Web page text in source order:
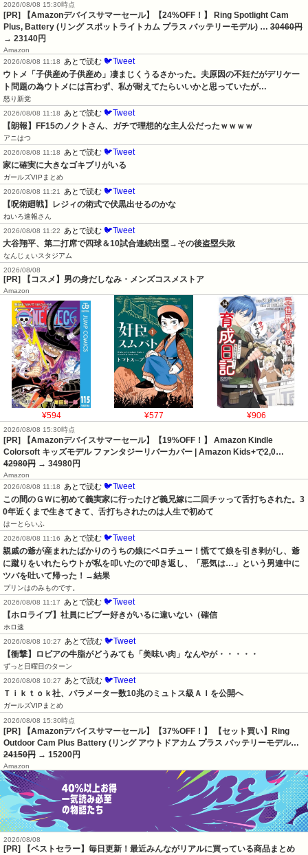
2026/08/08 15:30時点
[PR] 【Amazonデバイスサマーセール】【24%OFF！】 Ring Spotlight Cam
Plus, Battery (リング スポットライトカム プラス バッテリーモデル) … 30460円
→ 23140円
Amazon
2026/08/08 11:18 あとで読む 🐦Tweet
ウトメ「子供産め子供産め」凄まじくうるさかった。夫原因の不妊だがデリケー
ト問題の為ウトメには言わず、私が耐えてたらいいかと思っていたが…
怒り新党
2026/08/08 11:18 あとで読む 🐦Tweet
【朗報】FF15のノクトさん、ガチで理想的な主人公だったｗｗｗｗ
アニはつ
2026/08/08 11:18 あとで読む 🐦Tweet
家に確実に大きなゴキブリがいる
ガールズVIPまとめ
2026/08/08 11:21 あとで読む 🐦Tweet
【呪術廻戦】レジィの術式で伏黒出せるのかな
ねいろ速報さん
2026/08/08 11:22 あとで読む 🐦Tweet
大谷翔平、第二打席で四球＆10試合連続出塁→その後盗塁失敗
なんじぇいスタジアム
2026/08/08
[PR] 【コスメ】男の身だしなみ・メンズコスメストア
Amazon
¥594 ¥577 ¥906
2026/08/08 15:30時点
[PR] 【Amazonデバイスサマーセール】【19%OFF！】 Amazon Kindle
Colorsoft キッズモデル ファンタジーリバーカバー | Amazon Kids+で2,0…
42980円 → 34980円
Amazon
2026/08/08 11:18
あとで読む 🐦Tweet
この間のＧＷに初めて義実家に行ったけど義兄嫁に二回チッって舌打ちされた。3
0年近くまで生きてきて、舌打ちされたのは人生で初めて
はーとらいふ
2026/08/08 11:16
あとで読む 🐦Tweet
親戚の爺が産まれたばかりのうちの娘にベロチュー！慌てて娘を引き剥がし、爺
に蹴りをいれたらウトが私を叩いたので叩き返し、「悪気は…」という男連中に
ツバを吐いて帰った！→結果
プリンはのみものです。
2026/08/08 11:17
あとで読む 🐦Tweet
【ホロライブ】社員にビブー好きがいるに違いない（確信
ホロ速
2026/08/08 10:27
あとで読む 🐦Tweet
【衝撃】ロピアの牛脂がどうみても「美味い肉」なんやが・・・・・
ずっと日曜日のターン
2026/08/08 10:27
あとで読む 🐦Tweet
Ｔｉｋｔｏｋ社、パラメーター数10兆のミュトス級ＡＩを公開へ
ガールズVIPまとめ
2026/08/08 15:30時点
[PR] 【Amazonデバイスサマーセール】【37%OFF！】 【セット買い】Ring
Outdoor Cam Plus Battery (リング アウトドアカム プラス バッテリーモデル…
24150円 → 15200円
Amazon
2026/08/08
[PR] 【ベストセラー】毎日更新！最近みんながリアルに買っている商品まとめ